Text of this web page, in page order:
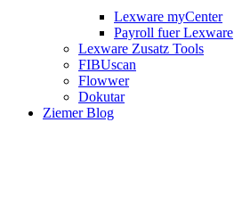
Lexware myCenter
Payroll fuer Lexware
Lexware Zusatz Tools
FIBUscan
Flowwer
Dokutar
Ziemer Blog